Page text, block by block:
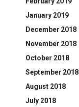
January 2019
December 2018
November 2018
October 2018
September 2018
August 2018
July 2018